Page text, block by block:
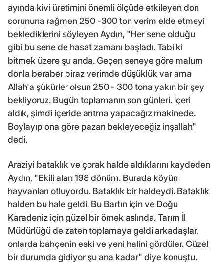
ayında kivi üretimini önemli ölçüde etkileyen don
sorununa rağmen 250 -300 ton verim elde etmeyi
beklediklerini söyleyen Aydın, "Her sene olduğu
gibi bu sene de hasat zamanı başladı. Tabi ki
bitmek üzere şu anda. Geçen seneye göre malum
donla beraber biraz verimde düşüklük var ama
Allah'a şükürler olsun 250 - 300 tona yakın bir şey
bekliyoruz. Bugün toplamanın son günleri. İçeri
aldık, şimdi içeride arıtma yapacağız makinede.
Boylayıp ona göre pazarı bekleyeceğiz inşallah"
dedi.
Araziyi bataklık ve çorak halde aldıklarını kaydeden
Aydın, "Ekili alan 198 dönüm. Burada köyün
hayvanları otluyordu. Bataklık bir haldeydi. Bataklık
halden bu hale geldi. Bu Bartın için ve Doğu
Karadeniz için güzel bir örnek aslında. Tarım İl
Müdürlüğü de zaten toplamaya geldi arkadaşlar,
onlarda bahçenin eski ve yeni halini gördüler. Güzel
bir durumda gidiyor şu ana kadar" diye konuştu.